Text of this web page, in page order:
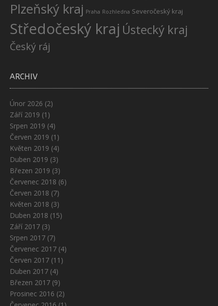
Plzeňský kraj Praha Rozhledna Severočeský kraj
Středočeský kraj Ústecký kraj
Český ráj
ARCHIV
Únor 2026 (2)
Září 2019 (1)
Srpen 2019 (4)
Červen 2019 (1)
Květen 2019 (4)
Duben 2019 (3)
Březen 2019 (3)
Červenec 2018 (6)
Červen 2018 (7)
Květen 2018 (3)
Duben 2018 (15)
Září 2017 (3)
Srpen 2017 (7)
Červenec 2017 (4)
Červen 2017 (11)
Duben 2017 (4)
Březen 2017 (9)
Prosinec 2016 (2)